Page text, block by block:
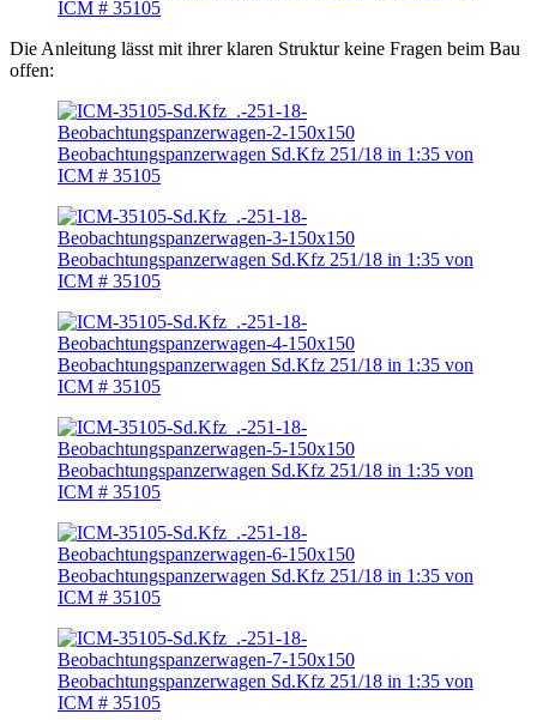
Die Anleitung lässt mit ihrer klaren Struktur keine Fragen beim Bau
offen: